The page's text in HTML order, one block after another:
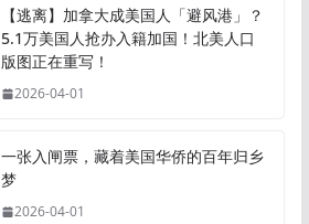
【逃离】加拿大成美国人「避风港」？
5.1万美国人抢办入籍加国！北美人口
版图正在重写！
2026-04-01
一张入闸票，藏着美国华侨的百年归乡
梦
2026-04-01